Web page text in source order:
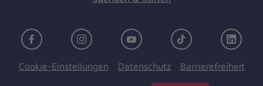
Facebook Instagram Youtube TikTok
Cookie-Einstellungen Datenschutz Barrierefreiheit